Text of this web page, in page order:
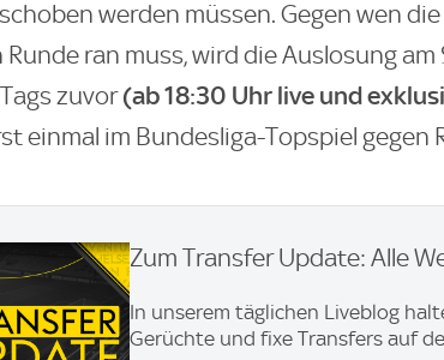
werden müssen. Gegen wen
ran muss, wird die Auslosung
zuvor(ab 18:30 Uhr live und
einmal im Bundesliga-Topspiel gegen
Zum Transfer Update: Alle
In unserem täglichen Liveblog
Gerüchte und fixe Transfers auf